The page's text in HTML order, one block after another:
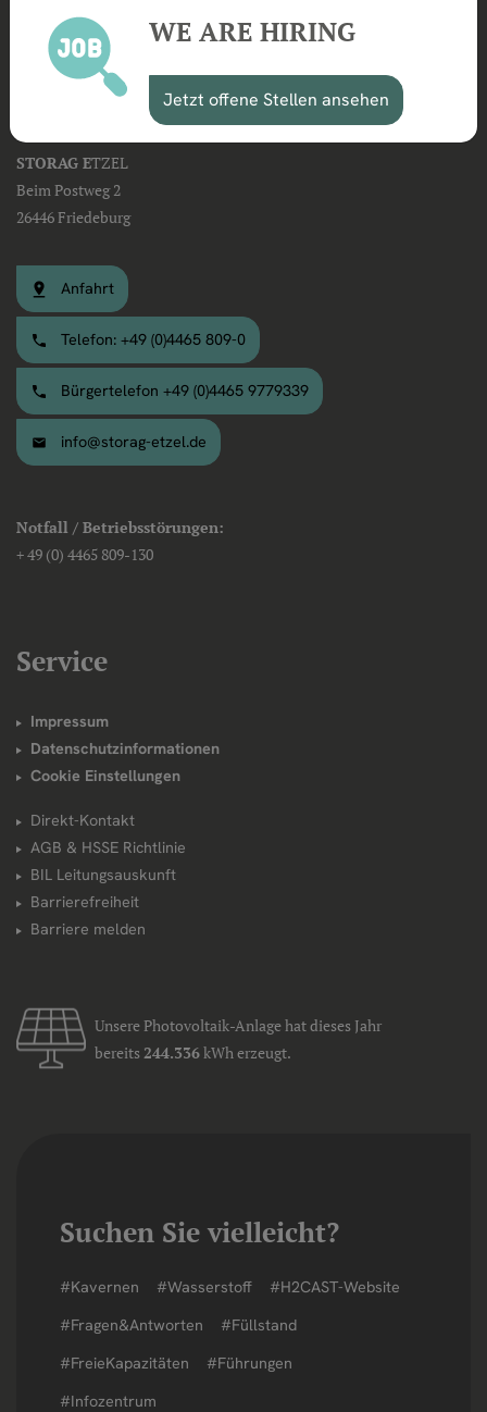
Kontakt
STORAG ETZEL
Beim Postweg 2
26446 Friedeburg
Anfahrt
Telefon: +49 (0)4465 809-0
Bürgertelefon +49 (0)4465 9779339
info@storag-etzel.de
Notfall / Betriebsstörungen:
+ 49 (0) 4465 809-130
Service
Impressum
Datenschutzinformationen
Cookie Einstellungen
Direkt-Kontakt
AGB & HSSE Richtlinie
BIL Leitungsauskunft
Barrierefreiheit
Barriere melden
Unsere Photovoltaik-Anlage hat dieses Jahr
bereits 244.336kWh erzeugt.
Suchen Sie vielleicht?
#Kavernen #Wasserstoff
#H2CAST-Website
#Fragen&Antworten
#Füllstand
#FreieKapazitäten
#Führungen
#Infozentrum
WE ARE HIRING
Jetzt offene Stellen ansehen